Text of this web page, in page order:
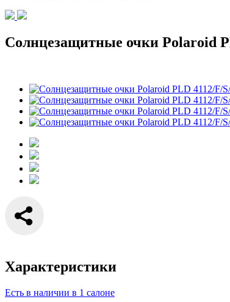
Солнцезащитные очки Polaroid
Характеристики
Есть в наличии в 1 салоне